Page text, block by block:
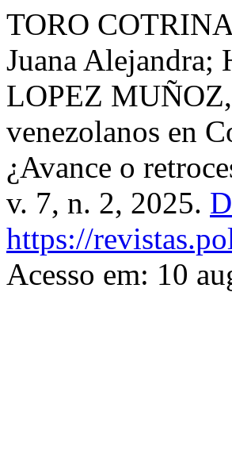
TORO
Juana
LOPEZ
venezolanos en
¿Avance o
v. 7, n. 2, 2025.
https://
Acesso em: 10